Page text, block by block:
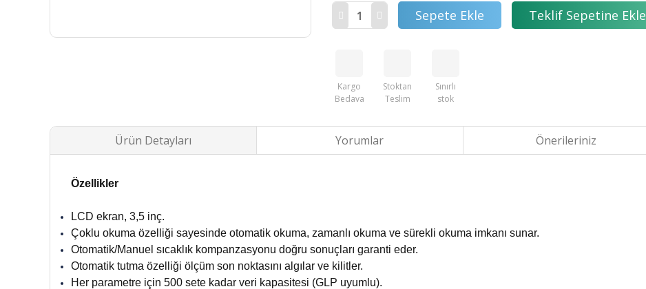
Sepete Ekle Teklif Sepetine Ekle
Kargo
Bedava
Stoktan
Teslim
Sınırlı
stok
Ürün Detayları Yorumlar Önerileriniz
Özellikler
LCD ekran, 3,5 inç.
Çoklu okuma özelliği sayesinde otomatik okuma, zamanlı okuma ve sürekli okuma imkanı sunar.
Otomatik/Manuel sıcaklık kompanzasyonu doğru sonuçları garanti eder.
Otomatik tutma özelliği ölçüm son noktasını algılar ve kilitler.
Her parametre için 500 sete kadar veri kapasitesi (GLP uyumlu).